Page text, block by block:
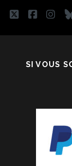
twitter
SI VOUS